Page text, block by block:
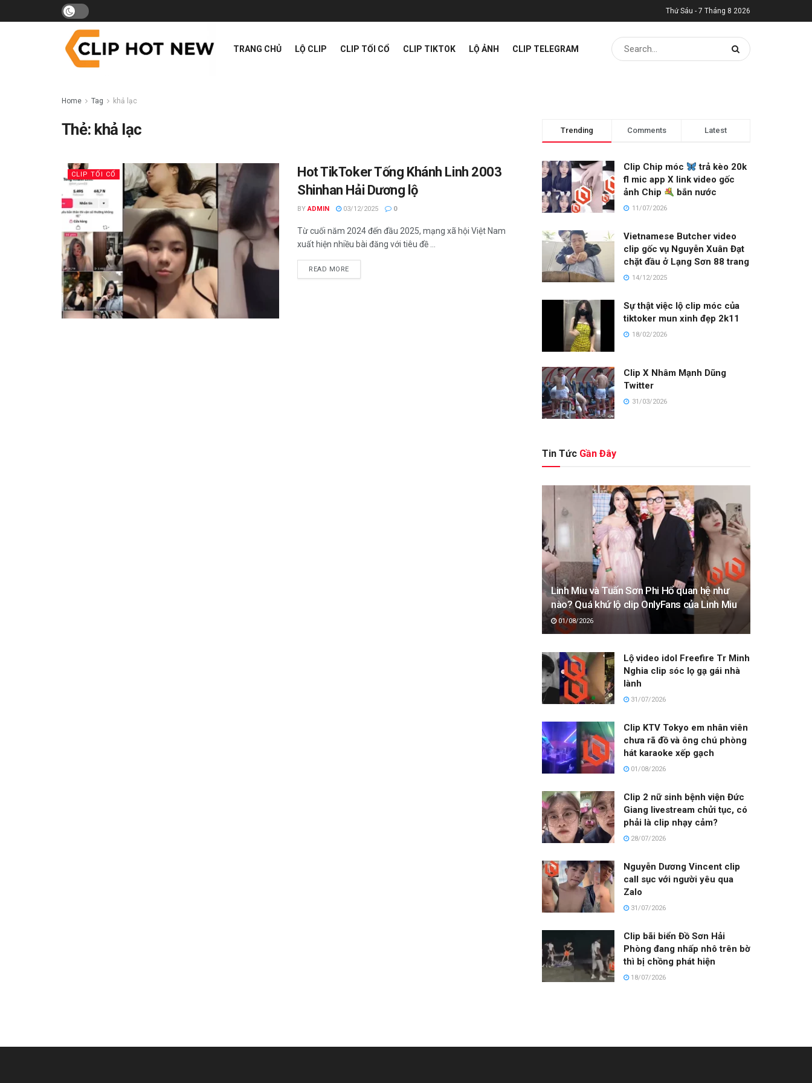
Thứ Sáu - 7 Tháng 8 2026
TRANG CHỦ LỘ CLIP CLIP TỐI CỔ CLIP TIKTOK LỘ ẢNH CLIP TELEGRAM
Home Tag khả lạc
Thẻ: khả lạc
CLIP TỐI CỔ
Hot TikToker Tống Khánh Linh 2003
Shinhan Hải Dương lộ
BY ADMIN 03/12/2025 0
Từ cuối năm 2024 đến đầu 2025, mạng xã hội Việt Nam
xuất hiện nhiều bài đăng với tiêu đề ...
READ MORE
Trending Comments Latest
Clip Chip móc
trả kèo 20k
fl mic app X link video gốc
ảnh Chip
bắn nước
11/07/2026
Vietnamese Butcher video
clip gốc vụ Nguyễn Xuân Đạt
chặt đầu ở Lạng Sơn 88 trang
14/12/2025
Sự thật việc lộ clip móc của
tiktoker mun xinh đẹp 2k11
18/02/2026
Clip X Nhâm Mạnh Dũng
Twitter
31/03/2026
Tin Tức Gần Đây
Linh Miu và Tuấn Sơn Phi Hổ quan hệ như
nào? Quá khứ lộ clip OnlyFans của Linh Miu
01/08/2026
Lộ video idol Freefire Tr Minh
Nghia clip sóc lọ gạ gái nhà
lành
31/07/2026
Clip KTV Tokyo em nhân viên
chưa rã đồ và ông chú phòng
hát karaoke xếp gạch
01/08/2026
Clip 2 nữ sinh bệnh viện Đức
Giang livestream chửi tục, có
phải là clip nhạy cảm?
28/07/2026
Nguyễn Dương Vincent clip
call sục với người yêu qua
Zalo
31/07/2026
Clip bãi biển Đồ Sơn Hải
Phòng đang nhấp nhô trên bờ
thì bị chồng phát hiện
18/07/2026